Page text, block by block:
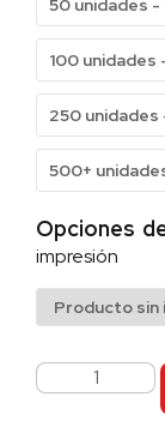
50 unidades
100 unidades
250
500+
Opciones
impresión